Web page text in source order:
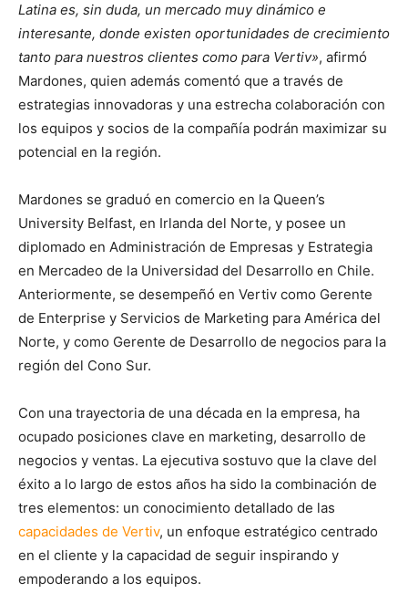
Latina es, sin duda, un mercado muy dinámico e
interesante, donde existen oportunidades de crecimiento
tanto para nuestros clientes como para Vertiv», afirmó
Mardones, quien además comentó que a través de
estrategias innovadoras y una estrecha colaboración con
los equipos y socios de la compañía podrán maximizar su
potencial en la región.
Mardones se graduó en comercio en la Queen’s
University Belfast, en Irlanda del Norte, y posee un
diplomado en Administración de Empresas y Estrategia
en Mercadeo de la Universidad del Desarrollo en Chile.
Anteriormente, se desempeñó en Vertiv como Gerente
de Enterprise y Servicios de Marketing para América del
Norte, y como Gerente de Desarrollo de negocios para la
región del Cono Sur.
Con una trayectoria de una década en la empresa, ha
ocupado posiciones clave en marketing, desarrollo de
negocios y ventas. La ejecutiva sostuvo que la clave del
éxito a lo largo de estos años ha sido la combinación de
tres elementos: un conocimiento detallado de las
capacidades de Vertiv, un enfoque estratégico centrado
en el cliente y la capacidad de seguir inspirando y
empoderando a los equipos.